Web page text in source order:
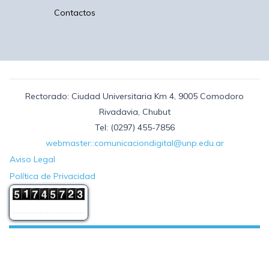
Contactos
Rectorado: Ciudad Universitaria Km 4, 9005 Comodoro
Rivadavia, Chubut
Tel: (0297) 455-7856
webmaster::comunicaciondigital@unp.edu.ar
Aviso Legal
Política de Privacidad